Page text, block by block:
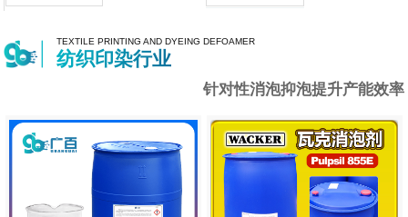
TEXTILE PRINTING AND DYEING DEFOAMER
纺织印染行业
针对性消泡抑泡提升产能效率